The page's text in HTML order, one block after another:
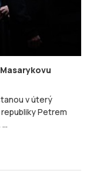
v úterý
Petrem